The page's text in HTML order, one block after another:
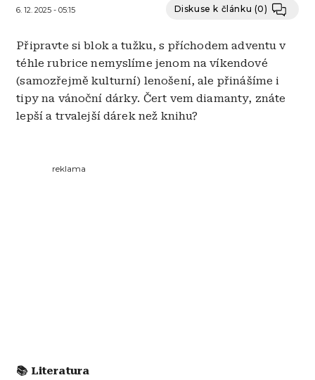
6. 12. 2025 - 05:15 Diskuse k článku (0)
Připravte si blok a tužku, s příchodem adventu v
téhle rubrice nemyslíme jenom na víkendové
(samozřejmě kulturní) lenošení, ale přinášíme i
tipy na vánoční dárky. Čert vem diamanty, znáte
lepší a trvalejší dárek než knihu?
reklama
📚 Literatura